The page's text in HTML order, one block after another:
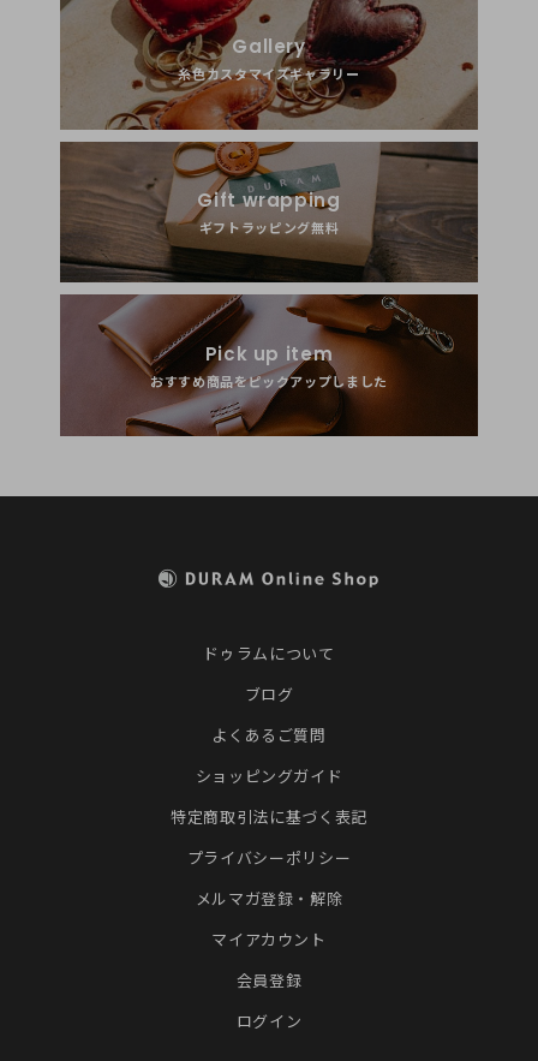
Gallery
糸色カスタマイズギャラリー
Gift wrapping
ギフトラッピング無料
Pick up item
おすすめ商品をピックアップしました
ドゥラムについて
ブログ
よくあるご質問
ショッピングガイド
特定商取引法に基づく表記
プライバシーポリシー
メルマガ登録・解除
マイアカウント
会員登録
ログイン